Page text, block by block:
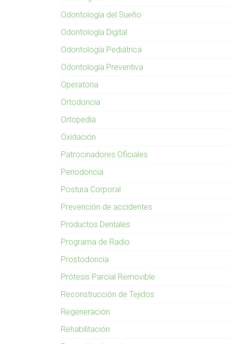
Odontología del Sueño
Odontología Digital
Odontología Pediátrica
Odontología Preventiva
Operatoria
Ortodoncia
Ortopedia
Oxidación
Patrocinadores Oficiales
Periodoncia
Postura Corporal
Prevención de accidentes
Productos Dentales
Programa de Radio
Prostodoncia
Prótesis Parcial Removible
Reconstrucción de Tejidos
Regeneración
Rehabilitación